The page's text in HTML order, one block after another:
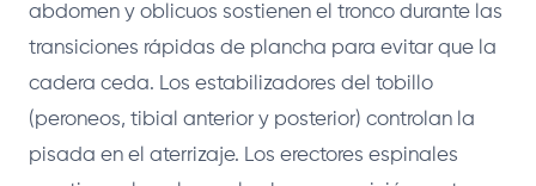
abdomen y oblicuos sostienen el tronco durante las
transiciones rápidas de plancha para evitar que la
cadera ceda. Los estabilizadores del tobillo
(peroneos, tibial anterior y posterior) controlan la
pisada en el aterrizaje. Los erectores espinales